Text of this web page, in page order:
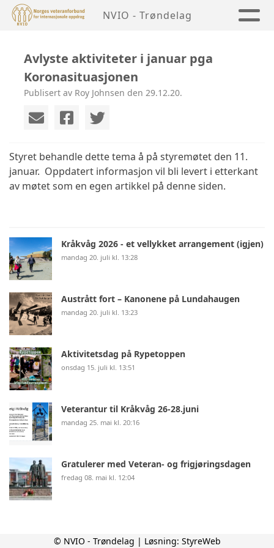
NVIO - Trøndelag
Avlyste aktiviteter i januar pga
Koronasituasjonen
Publisert av Roy Johnsen den 29.12.20.
Styret behandle dette tema å på styremøtet den 11.
januar. Oppdatert informasjon vil bli levert i etterkant
av møtet som en egen artikkel på denne siden.
Kråkvåg 2026 - et vellykket arrangement (igjen)
mandag 20. juli kl. 13:28
Austrått fort – Kanonene på Lundahaugen
mandag 20. juli kl. 13:23
Aktivitetsdag på Rypetoppen
onsdag 15. juli kl. 13:51
Veterantur til Kråkvåg 26-28.juni
mandag 25. mai kl. 20:16
Gratulerer med Veteran- og frigjøringsdagen
fredag 08. mai kl. 12:04
© NVIO - Trøndelag | Løsning: StyreWeb